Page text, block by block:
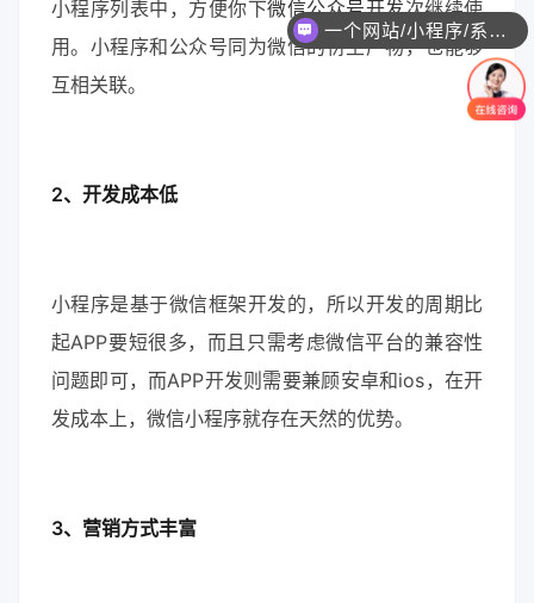
小程序列表中，方便你下微信公众号开发次继续使
用。小程序和公众号同为微信的衍生产物，也能够
互相关联。
2、开发成本低
小程序是基于微信框架开发的，所以开发的周期比
起APP要短很多，而且只需考虑微信平台的兼容性
问题即可，而APP开发则需要兼顾安卓和ios，在开
发成本上，微信小程序就存在天然的优势。
3、营销方式丰富
一个网站/小程序/系统的价格是怎么计算的？